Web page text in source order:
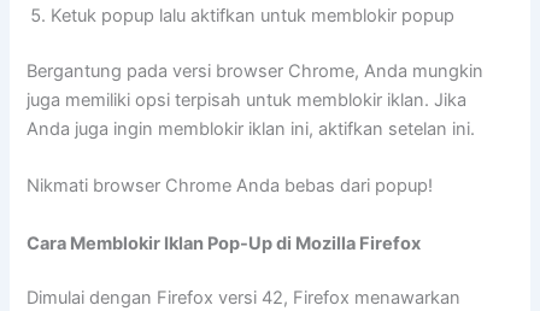
Ketuk popup lalu aktifkan untuk memblokir popup
Bergantung pada versi browser Chrome, Anda mungkin
juga memiliki opsi terpisah untuk memblokir iklan. Jika
Anda juga ingin memblokir iklan ini, aktifkan setelan ini.
Nikmati browser Chrome Anda bebas dari popup!
Cara Memblokir Iklan Pop-Up di Mozilla Firefox
Dimulai dengan Firefox versi 42, Firefox menawarkan